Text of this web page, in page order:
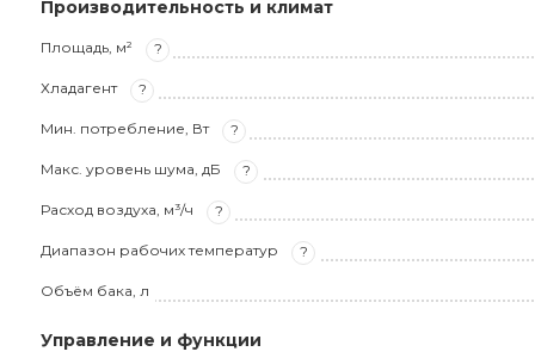
Производительность и климат
Площадь, м² ?
Хладагент ?
Мин. потребление, Вт ?
Макс. уровень шума, дБ ?
Расход воздуха, м³/ч ?
Диапазон рабочих температур ?
Объём бака, л
Управление и функции